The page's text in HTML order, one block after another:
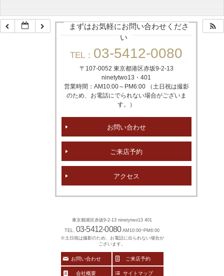
まずはお気軽にお問い合わせくださ
い
TEL： 03-5412-0080
〒107-0052 東京都港区赤坂9-2-13
ninetytwo13・401
営業時間：AM10:00～PM6:00 （土日祝は撮影
のため、お電話にでられない場合がございま
す。）
お問い合わせ
ご来店予約
アクセス
東京都港区赤坂9-2-13 ninetytwo13 401
TEL. 03-5412-0080 AM10:00~PM6:00
※土日祝は撮影のため、お電話に出られない場合が
ございます。
お問い合わせ ご来店予約
会社概要 サイトマップ